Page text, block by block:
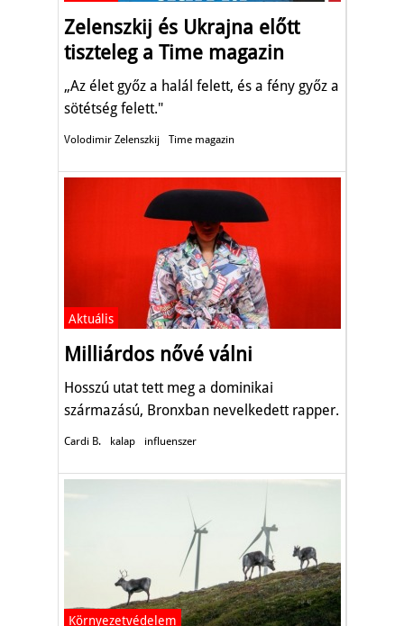
Zelenszkij és Ukrajna előtt
tiszteleg a Time magazin
„Az élet győz a halál felett, és a fény győz a
sötétség felett."
Volodimir Zelenszkij Time magazin
Aktuális
Milliárdos nővé válni
Hosszú utat tett meg a dominikai
származású, Bronxban nevelkedett rapper.
Cardi B. kalap influenszer
Környezetvédelem